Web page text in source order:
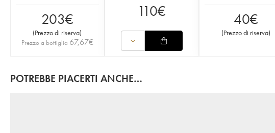
203€
(Prezzo di riserva)
Prezzo a bottiglia 67,67€
110€ 40€
(Prezzo di riserva)
POTREBBE PIACERTI ANCHE…